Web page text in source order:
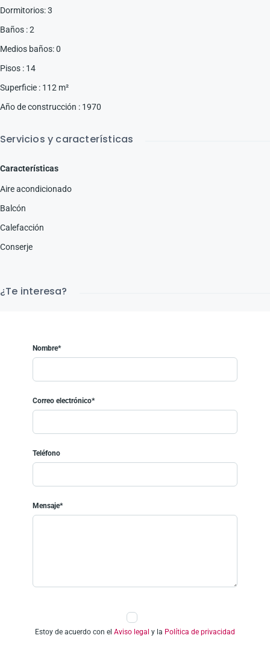
Dormitorios:3
Baños :2
Medios baños:0
Pisos : 14
Superficie : 112 m²
Año de construcción : 1970
Servicios y características
Características
Aire acondicionado
Balcón
Calefacción
Conserje
¿Te interesa?
Nombre*
Correo electrónico*
Teléfono
Mensaje*
Estoy de acuerdo con el Aviso legal y la Política de privacidad